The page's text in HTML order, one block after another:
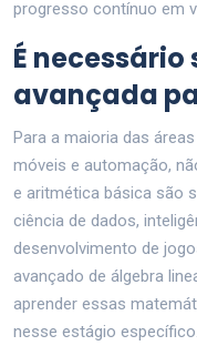
progresso contínuo em
É
avançada
Para a maioria das
móveis e automação,
e aritmética básica são
ciência de dados,
desenvolvimento de
avançado de álgebra
aprender essas
nesse estágio específico.